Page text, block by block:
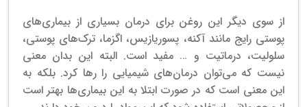
از سوی دیگر این روغن برای درمان بسیاری از بیماری‌های
پوستی رایج مانند آکنه، پسوریازیس، اگزما، ترک‌های پوستی،
سلولیت، درماتیت و … مفید است. البته این بدان معنی
نیست که می‌توان درمان‌های شیمیایی را رها کرد. بلکه به
این معنی است که در صورت ابتلا به این بیماری‌ها بهتر است